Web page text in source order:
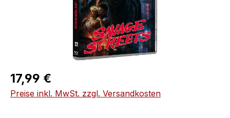
Regulärer Preis:
17,99 €
Preise inkl. MwSt. zzgl. Versandkosten